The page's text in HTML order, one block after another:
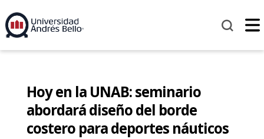
Hoy en la UNAB: seminario
abordará diseño del borde
costero para deportes náuticos